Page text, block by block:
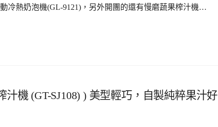
冷熱奶泡機(GL-9121)，另外開團的還有慢磨蔬果榨汁機…
機 (GT-SJ108) ) 美型輕巧，自製純粹果汁好